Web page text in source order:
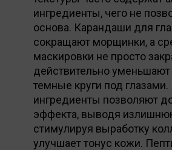
ингредиенты, чего не
основа. Карандаши для
сокращают морщинки, а
маскировки не просто
действительно уменьшают
темные круги под
ингредиенты позволяют
эффекта, выводя
стимулируя выработку
улучшает тонус кожи.